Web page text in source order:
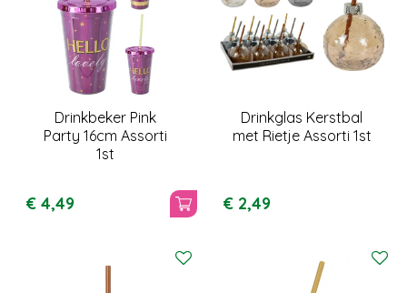
Drinkbeker Pink
Party 16cm Assorti
1st
€ 4,49
Drinkglas Kerstbal
met Rietje Assorti 1st
€ 2,49